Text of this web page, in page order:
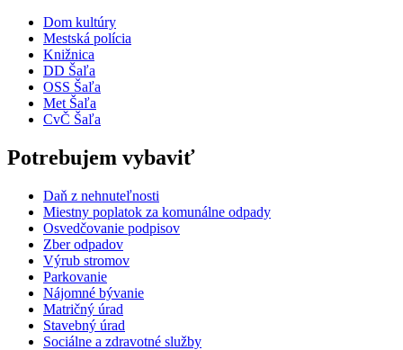
Dom kultúry
Mestská polícia
Knižnica
DD Šaľa
OSS Šaľa
Met Šaľa
CvČ Šaľa
Potrebujem vybaviť
Daň z nehnuteľnosti
Miestny poplatok za komunálne odpady
Osvedčovanie podpisov
Zber odpadov
Výrub stromov
Parkovanie
Nájomné bývanie
Matričný úrad
Stavebný úrad
Sociálne a zdravotné služby